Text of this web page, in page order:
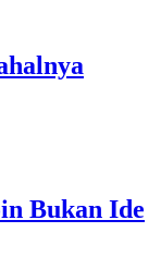
Bukan Ide